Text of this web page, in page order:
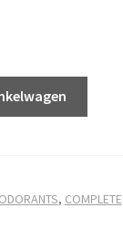
, COMPLETE